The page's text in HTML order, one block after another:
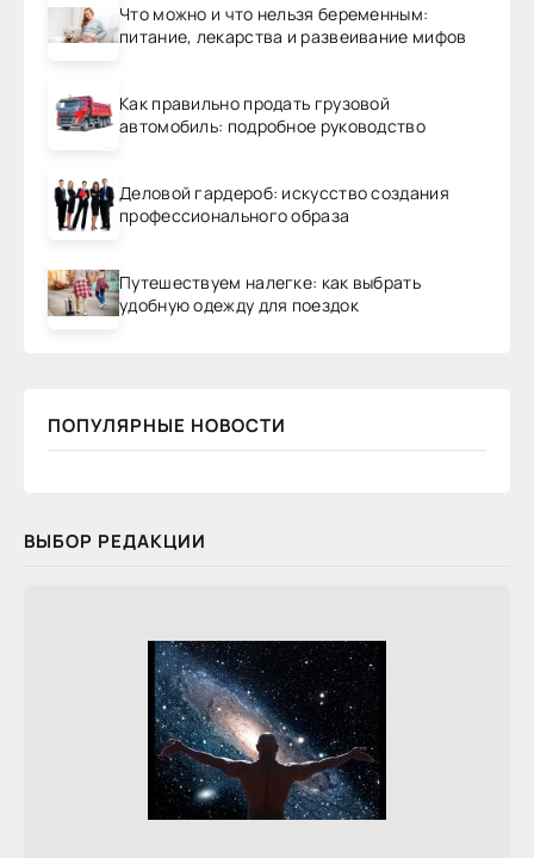
Что можно и что нельзя беременным:
питание, лекарства и развеивание мифов
Как правильно продать грузовой
автомобиль: подробное руководство
Деловой гардероб: искусство создания
профессионального образа
Путешествуем налегке: как выбрать
удобную одежду для поездок
ПОПУЛЯРНЫЕ НОВОСТИ
ВЫБОР РЕДАКЦИИ